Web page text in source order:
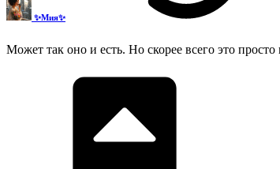
✨Мия✨
Может так оно и есть. Но скорее всего это